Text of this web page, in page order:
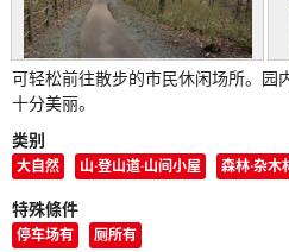
可轻松前往散步的市民休闲场所。园
十分美丽。
类别
大自然 山·登山道·山间小屋 森林·杂木
特殊條件
停车场有 厕所有